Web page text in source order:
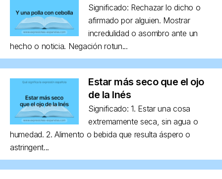
Significado: Rechazar lo dicho o
afirmado por alguien. Mostrar
incredulidad o asombro ante un
hecho o noticia. Negación rotun...
Estar más seco que el ojo
de la Inés
Significado: 1. Estar una cosa
extremamente seca, sin agua o
humedad. 2. Alimento o bebida que resulta áspero o
astringent...